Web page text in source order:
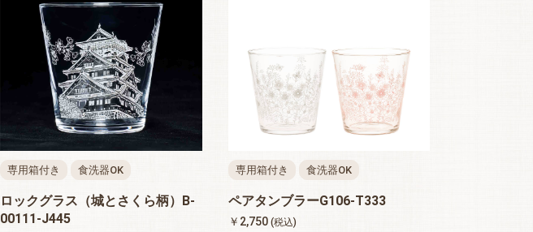
専用箱付き 食洗器OK
ロックグラス（城とさくら柄）B-
00111-J445
専用箱付き 食洗器OK
ペアタンブラーG106-T333
￥2,750 (税込)